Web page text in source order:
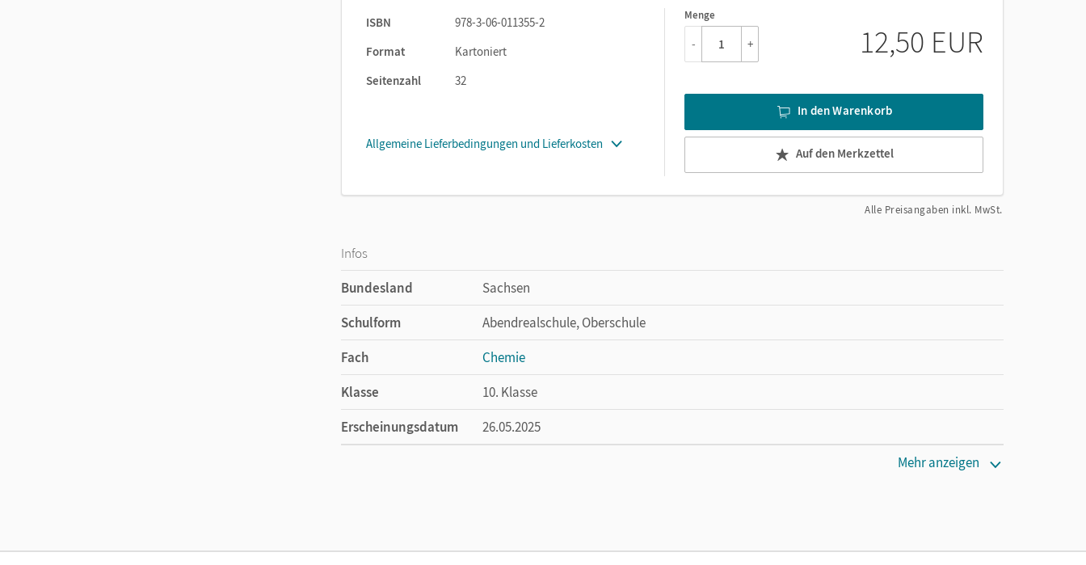
ISBN
978-3-06-011355-2
Format
Kartoniert
Seitenzahl
32
Allgemeine Lieferbedingungen und Lieferkosten
Menge
1
- + 12,50 EUR
In den Warenkorb
Auf den Merkzettel
Alle Preisangaben inkl. MwSt.
Infos
Bundesland
Sachsen
Schulform
Abendrealschule, Oberschule
Fach
Chemie
Klasse
10. Klasse
Erscheinungsdatum
26.05.2025
Mehr anzeigen